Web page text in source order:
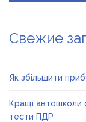
Свежие
Як збільшити
Кращі автошколи
тести ПДР